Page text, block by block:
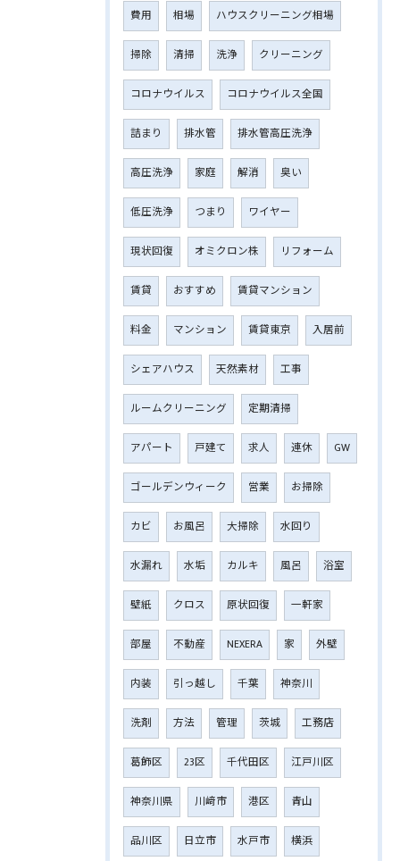
費用 相場 ハウスクリーニング相場
掃除 清掃 洗浄 クリーニング
コロナウイルス コロナウイルス全国
詰まり 排水管 排水管高圧洗浄
高圧洗浄 家庭 解消 臭い
低圧洗浄 つまり ワイヤー
現状回復 オミクロン株 リフォーム
賃貸 おすすめ 賃貸マンション
料金 マンション 賃貸東京 入居前
シェアハウス 天然素材 工事
ルームクリーニング 定期清掃
アパート 戸建て 求人 連休 GW
ゴールデンウィーク 営業 お掃除
カビ お風呂 大掃除 水回り
水漏れ 水垢 カルキ 風呂 浴室
壁紙 クロス 原状回復 一軒家
部屋 不動産 NEXERA 家 外壁
内装 引っ越し 千葉 神奈川
洗剤 方法 管理 茨城 工務店
葛飾区 23区 千代田区 江戸川区
神奈川県 川﨑市 港区 青山
品川区 日立市 水戸市 横浜